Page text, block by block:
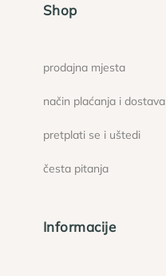
Shop
prodajna mjesta
način plaćanja i dostava
pretplati se i uštedi
česta pitanja
Informacije